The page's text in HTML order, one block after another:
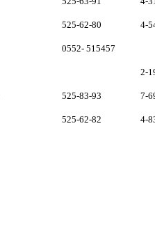
525-62-80 4-
0552- 515457
2-
525-83-93 7-
525-62-82 4-